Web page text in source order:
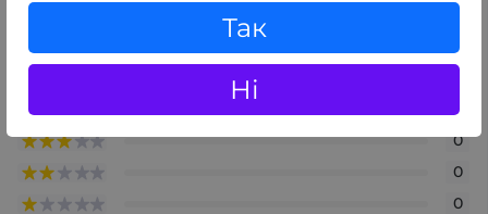
Так
Ні
0
0
0
0